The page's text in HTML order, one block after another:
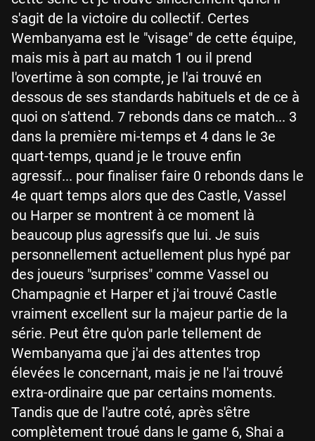
s'agit de la victoire du collectif. Certes
Wembanyama est le "visage" de cette équipe,
mais mis à part au match 1 ou il prend
l'overtime à son compte, je l'ai trouvé en
dessous de ses standards habituels et de ce à
quoi on s'attend. 7 rebonds dans ce match... 3
dans la première mi-temps et 4 dans le 3e
quart-temps, quand je le trouve enfin
agressif... pour finaliser faire 0 rebonds dans le
4e quart temps alors que des Castle, Vassel
ou Harper se montrent à ce moment là
beaucoup plus agressifs que lui. Je suis
personnellement actuellement plus hypé par
des joueurs "surprises" comme Vassel ou
Champagnie et Harper et j'ai trouvé Castle
vraiment excellent sur la majeur partie de la
série. Peut être qu'on parle tellement de
Wembanyama que j'ai des attentes trop
élevées le concernant, mais je ne l'ai trouvé
extra-ordinaire que par certains moments.
Tandis que de l'autre coté, après s'être
complètement troué dans le game 6, Shai a